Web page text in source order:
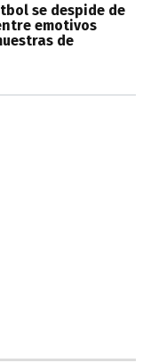
se despide de
emotivos
de